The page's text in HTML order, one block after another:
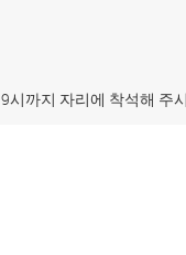
9시까지 자리에 착석해 주